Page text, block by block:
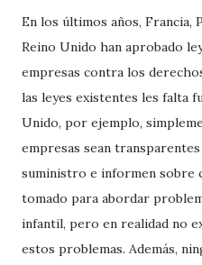
En los últimos años, Francia,
Reino Unido han aprobado
empresas contra los
las leyes existentes les falta
Unido, por ejemplo,
empresas sean
suministro e informen sobre
tomado para abordar
infantil, pero en realidad no
estos problemas. Además,